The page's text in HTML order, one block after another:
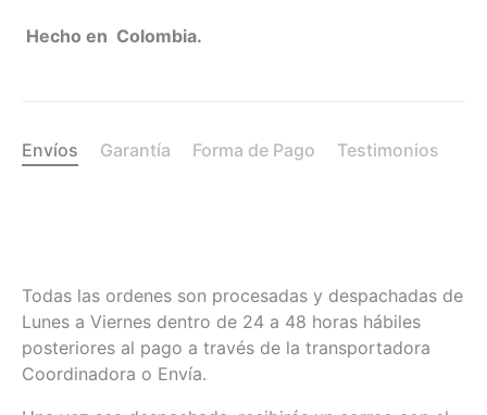
Hecho en Colombia.
Envíos Garantía Forma de Pago Testimonios
Todas las ordenes son procesadas y despachadas de
Lunes a Viernes dentro de 24 a 48 horas hábiles
posteriores al pago a través de la transportadora
Coordinadora o Envía.